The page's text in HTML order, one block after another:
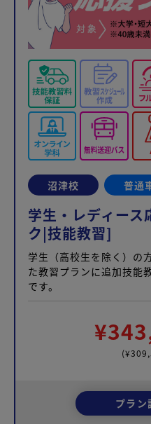
沼津校 普通
学生・レディー
ク|技能教習]
学生（高校生を除く）の
た教習プランに追加技能
です。
プラン